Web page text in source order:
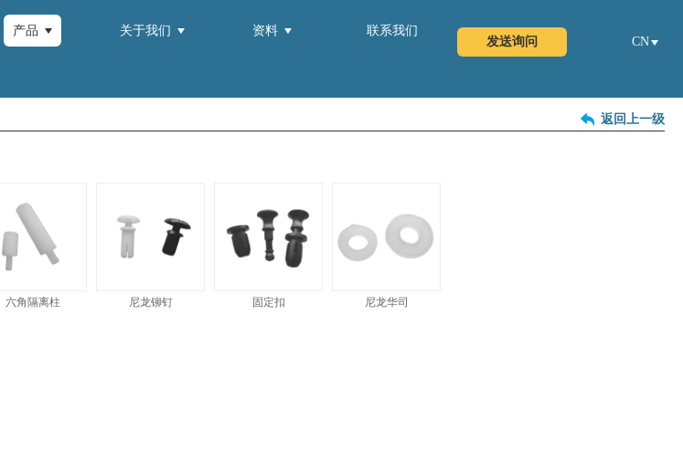
产品 关于我们 资料
联系我们
发送询问
CN
返回上一级
六角隔离柱 尼龙铆钉 固定扣 尼龙华司